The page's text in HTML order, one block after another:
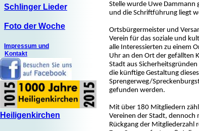
Schlinger Lieder
Foto der Woche
Impressum und
Kontakt
Heiligenkirchen
Stelle wurde Uwe Dammann
und die Schriftführung liegt
Ortsbürgermeister und
Verein für das soziale und
alle Interessierten zu einem
Uhr an den Ort der gefällten
Stadt aus
die künftige Gestaltung
Sprengerweg/
gefunden werden.
Mit über 180 Mitgliedern
Vereinen der Stadt,
Rückgang der Mitgliederzahl